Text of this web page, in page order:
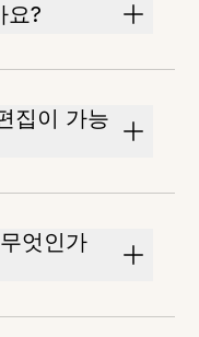
요?
집이 가능
엇인가